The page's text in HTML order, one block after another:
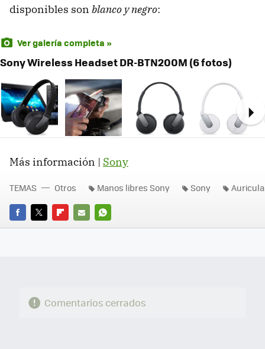
disponibles son blanco y negro:
Ver galería completa »
Sony Wireless Headset DR-BTN200M (6 fotos)
Más información | Sony
FACEBOOK
TWITTERFLIPBOARD
E-
WHATSAPP
TEMAS Otros Manos libres Sony Sony
Comentarios cerrados